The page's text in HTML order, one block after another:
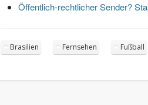
Öffentlich-rechtlicher Sender?
Brasilien Fernsehen Fußball